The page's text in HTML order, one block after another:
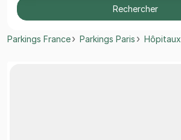
Rechercher
Parkings France Parkings Paris Hôpitaux